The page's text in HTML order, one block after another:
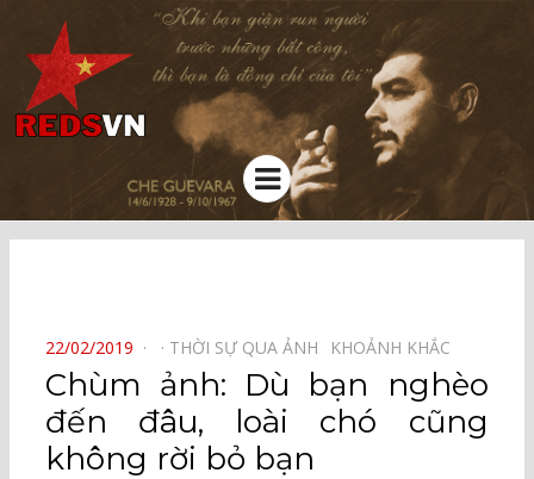
Kênh chia sẻ tri thức cộng đồng
Menu
POSTED
ON
22/02/2019 THỜI SỰ QUA ẢNH⠀ KHOẢNH KHẮC⠀
Chùm ảnh: Dù bạn nghèo
đến đâu, loài chó cũng
không rời bỏ bạn